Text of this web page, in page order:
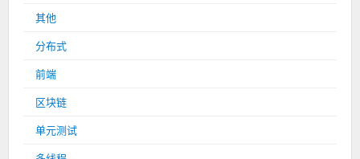
其他
分布式
前端
区块链
单元测试